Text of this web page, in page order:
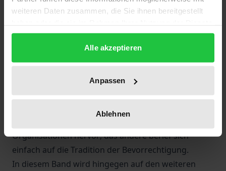
weiteren Daten zusammen, die Sie ihnen bereitgestellt
gesammelt haben.
Alle akzeptieren
Anpassen
Ablehnen
Sozialpolitik i.w.S. gerichtet. Stattdessen befasst sie
Ein Hauptthema war insbesondere seit 2000 die
Angst vor der Liberalisierung der
Sozialdienstleistungen unter dem Titel der
Daseinsvorsorge. Die Wohlfahrtsorganisationen
selbst haben vornehmlich aus der Defensive heraus
Organisationen hervor; das andere berief sich
einfach auf die Tradition der Bevorrechtigung.
In diesem Band wird hingegen auf den weiteren